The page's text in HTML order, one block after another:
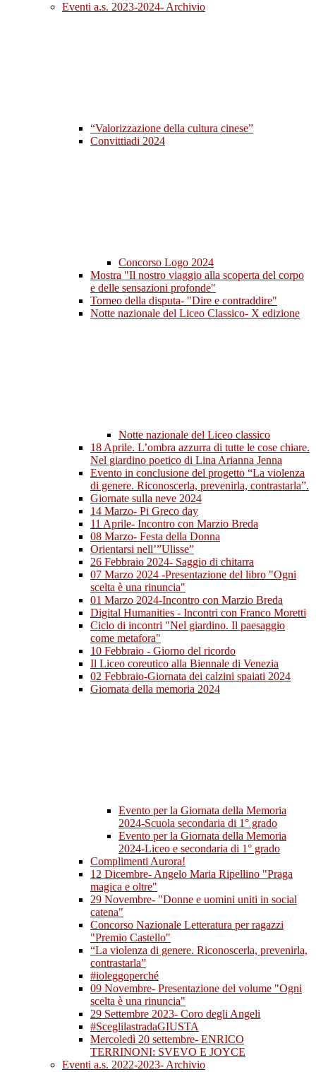
Eventi a.s. 2023-2024- Archivio
“Valorizzazione della cultura cinese”
Convittiadi 2024
Concorso Logo 2024
Mostra "Il nostro viaggio alla scoperta del corpo
e delle sensazioni profonde"
Torneo della disputa- "Dire e contraddire"
Notte nazionale del Liceo Classico- X edizione
Notte nazionale del Liceo classico
18 Aprile. L’ombra azzurra di tutte le cose chiare.
Nel giardino poetico di Lina Arianna Jenna
Evento in conclusione del progetto “La violenza
di genere. Riconoscerla, prevenirla, contrastarla”.
Giornate sulla neve 2024
14 Marzo- Pi Greco day
11 Aprile- Incontro con Marzio Breda
08 Marzo- Festa della Donna
Orientarsi nell’”Ulisse”
26 Febbraio 2024- Saggio di chitarra
07 Marzo 2024 -Presentazione del libro "Ogni
scelta è una rinuncia"
01 Marzo 2024-Incontro con Marzio Breda
Digital Humanities - Incontri con Franco Moretti
Ciclo di incontri "Nel giardino. Il paesaggio
come metafora"
10 Febbraio - Giorno del ricordo
Il Liceo coreutico alla Biennale di Venezia
02 Febbraio-Giornata dei calzini spaiati 2024
Giornata della memoria 2024
Evento per la Giornata della Memoria
2024-Scuola secondaria di 1° grado
Evento per la Giornata della Memoria
2024-Liceo e secondaria di 1° grado
Complimenti Aurora!
12 Dicembre- Angelo Maria Ripellino "Praga
magica e oltre"
29 Novembre- "Donne e uomini uniti in social
catena"
Concorso Nazionale Letteratura per ragazzi
"Premio Castello"
“La violenza di genere. Riconoscerla, prevenirla,
contrastarla”
#ioleggoperché
09 Novembre- Presentazione del volume "Ogni
scelta è una rinuncia"
29 Settembre 2023- Coro degli Angeli
#SceglilastradaGIUSTA
Mercoledì 20 settembre- ENRICO
TERRINONI: SVEVO E JOYCE
Eventi a.s. 2022-2023- Archivio